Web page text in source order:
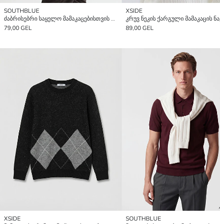
SOUTHBLUE
ძაბრისებრი საყელო მამაკაცებისთვის ტრიკოტაჟის სვიტერი
79,00 GEL
XSIDE
89,00 GEL
XSIDE
SOUTHBLUE